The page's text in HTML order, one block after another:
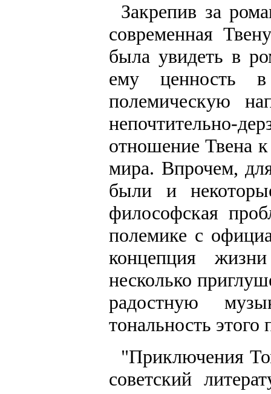
Закрепив за
современная
была увидеть в
ему ценность в
полемическую
непочтительно-
отношение Твена
мира. Впрочем,
были и
философская
полемике с
концепция
несколько
радостную
тональность этого
"Приключения
советский